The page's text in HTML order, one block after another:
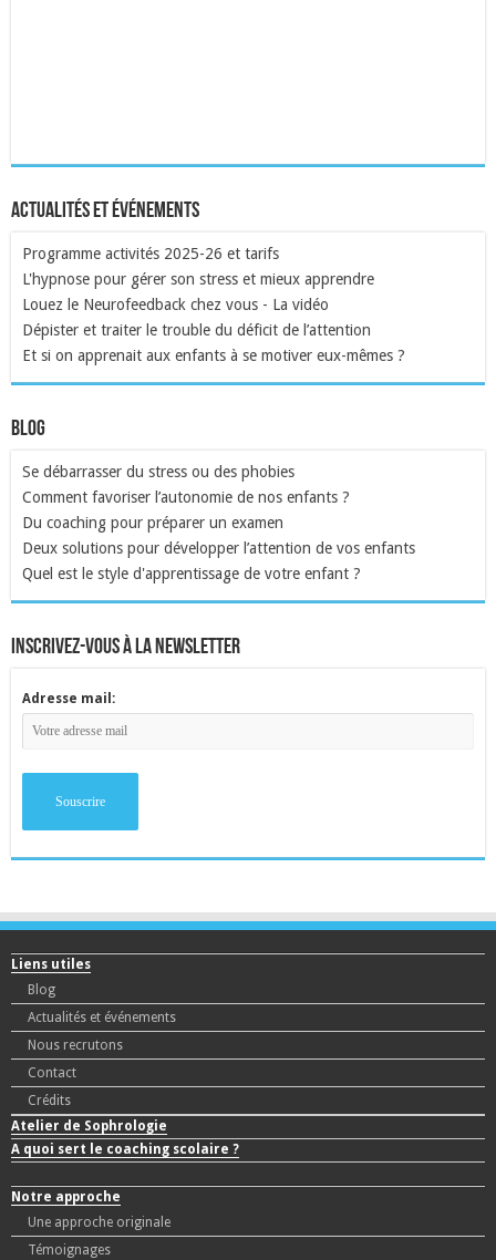
Actualités et événements
Programme activités 2025-26 et tarifs
L'hypnose pour gérer son stress et mieux apprendre
Louez le Neurofeedback chez vous - La vidéo
Dépister et traiter le trouble du déficit de l’attention
Et si on apprenait aux enfants à se motiver eux-mêmes ?
Blog
Se débarrasser du stress ou des phobies
Comment favoriser l’autonomie de nos enfants ?
Du coaching pour préparer un examen
Deux solutions pour développer l’attention de vos enfants
Quel est le style d'apprentissage de votre enfant ?
inscrivez-vous à la newsletter
Adresse mail:
Liens utiles
Blog
Actualités et événements
Nous recrutons
Contact
Crédits
Atelier de Sophrologie
A quoi sert le coaching scolaire ?
Notre approche
Une approche originale
Témoignages